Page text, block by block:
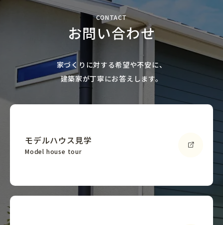
CONTACT
お問い合わせ
家づくりに対する希望や不安に、
建築家が丁寧にお答えします。
モデルハウス見学
Model house tour